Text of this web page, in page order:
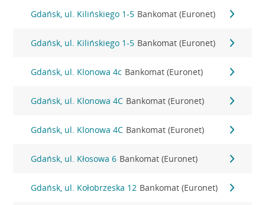
Gdańsk, ul. Kilińskiego 1-5 Bankomat (Euronet)
Gdańsk, ul. Kilińskiego 1-5 Bankomat (Euronet)
Gdańsk, ul. Klonowa 4c Bankomat (Euronet)
Gdańsk, ul. Klonowa 4C Bankomat (Euronet)
Gdańsk, ul. Klonowa 4C Bankomat (Euronet)
Gdańsk, ul. Kłosowa 6 Bankomat (Euronet)
Gdańsk, ul. Kołobrzeska 12 Bankomat (Euronet)